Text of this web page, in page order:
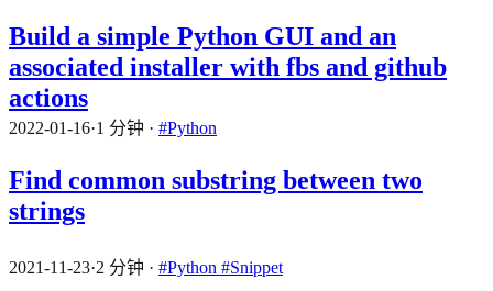
Build a simple Python GUI and an
associated installer with fbs and github
actions
2022-01-16·1 分钟 · #Python
Find common substring between two
strings
2021-11-23·2 分钟 · #Python #Snippet